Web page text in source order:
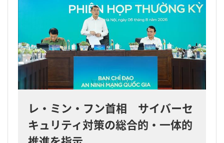
レ・ミン・フン首相 サイバーセ
キュリティ対策の総合的・一体的